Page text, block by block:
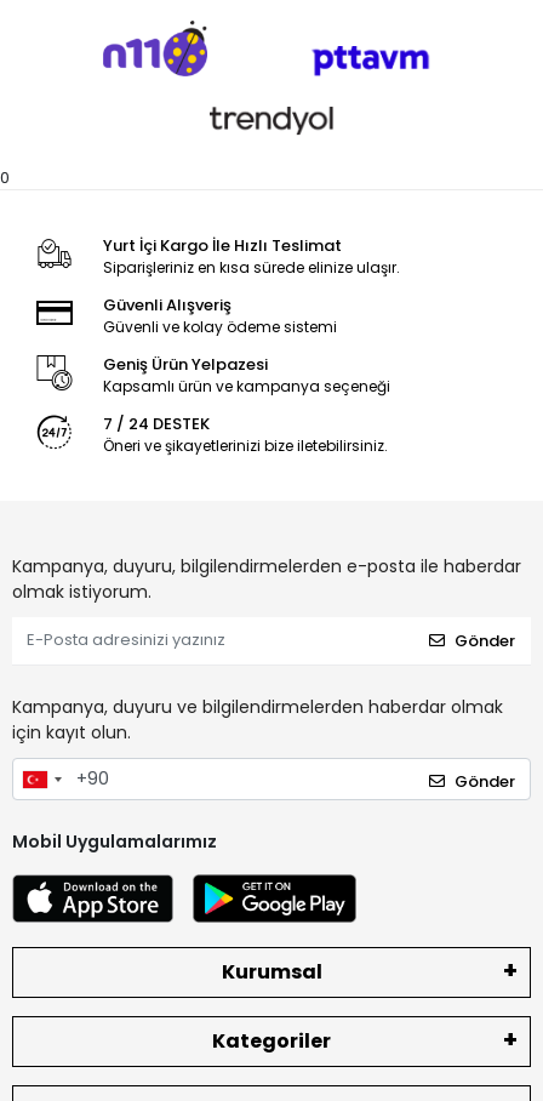
0
Yurt İçi Kargo İle Hızlı Teslimat
Siparişleriniz en kısa sürede elinize ulaşır.
Güvenli Alışveriş
Güvenli ve kolay ödeme sistemi
Geniş Ürün Yelpazesi
Kapsamlı ürün ve kampanya seçeneği
7 / 24 DESTEK
Öneri ve şikayetlerinizi bize iletebilirsiniz.
Kampanya, duyuru, bilgilendirmelerden e-posta ile haberdar
olmak istiyorum.
Gönder
Kampanya, duyuru ve bilgilendirmelerden haberdar olmak
için kayıt olun.
Gönder
Mobil Uygulamalarımız
Kurumsal
Kategoriler